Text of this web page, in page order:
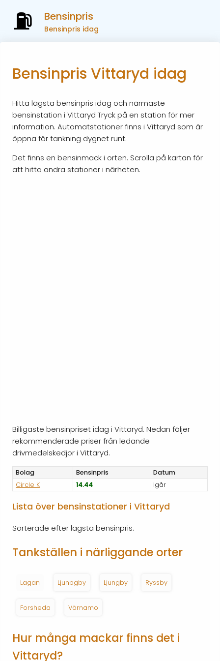
Bensinpris
Bensinpris idag
Bensinpris Vittaryd idag
Hitta lägsta bensinpris idag och närmaste
bensinstation i Vittaryd Tryck på en station för mer
information. Automatstationer finns i Vittaryd som är
öppna för tankning dygnet runt.
Det finns en bensinmack i orten. Scrolla på kartan för
att hitta andra stationer i närheten.
Billigaste bensinpriset idag i Vittaryd. Nedan följer
rekommenderade priser från ledande
drivmedelskedjor i Vittaryd.
Bolag Bensinpris
Datum
Circle K
14.44 Igår
Lista över bensinstationer i Vittaryd
Sorterade efter lägsta bensinpris.
Tankställen i närliggande orter
Lagan Ljunbgby Ljungby Ryssby
Forsheda Värnamo
Hur många mackar finns det i
Vittaryd?